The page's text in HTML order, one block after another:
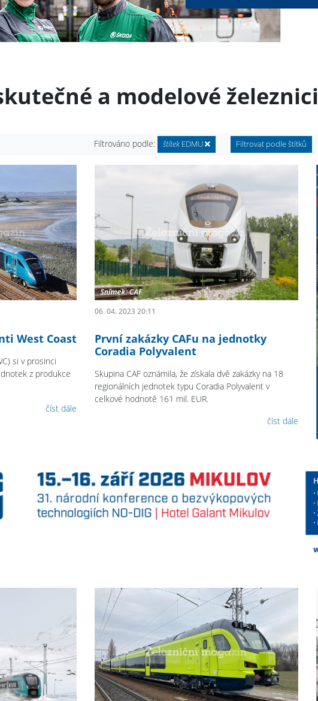
a modelové železnici
Filtrováno podle:
štítekEDMU Filtrovat podle štítků
West Coast
si v prosinci
z produkce
číst dále
06. 04. 2023 20:11
První zakázky CAFu na jednotky
Coradia Polyvalent
Skupina CAF oznámila, že získala dvě zakázky na 18
regionálních jednotek typu Coradia Polyvalent v
celkové hodnotě 161 mil. EUR.
číst dále